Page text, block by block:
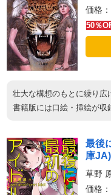
価格
50％
壮大な構想のもとに繰り
書籍版には口絵・挿絵が収
最後
庫JA)
草野
価格